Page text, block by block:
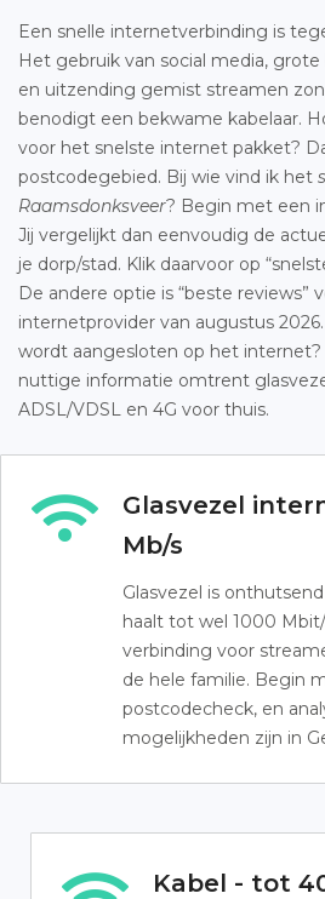
Een snelle internetverbinding is
Het gebruik van social media,
en uitzending gemist streamen
benodigt een bekwame kabelaar.
voor het snelste internet pakket?
postcodegebied. Bij wie vind ik het
Raamsdonksveer? Begin met een
Jij vergelijkt dan eenvoudig de
je dorp/stad. Klik daarvoor op
De andere optie is “beste reviews”
internetprovider van augustus
wordt aangesloten op het internet?
nuttige informatie omtrent
ADSL/VDSL en 4G voor thuis.
Glasvezel
Mb/s
Glasvezel is
haalt tot wel 1000
verbinding voor
de hele familie. Begin
postcodecheck, en
mogelijkheden zijn in
Kabel - tot